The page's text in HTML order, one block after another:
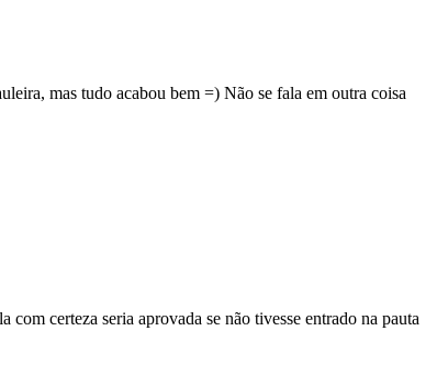
mas tudo acabou bem =) Não se fala em outra coisa
certeza seria aprovada se não tivesse entrado na pauta